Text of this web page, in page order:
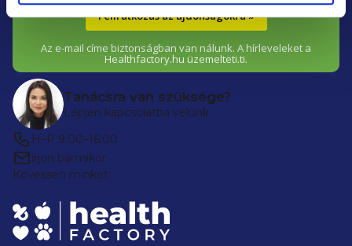
Feliratkozás az újdonságokra »
Az e-mail címe biztonságban van nálunk. A hírleveleket a
Healthfactory.hu üzemelteti.ti.
Tanácsra van szüksége?
Lépjen kapcsolatba velünk
H–P 9:00–16:00
írjon bármikor
Kövessen minket: